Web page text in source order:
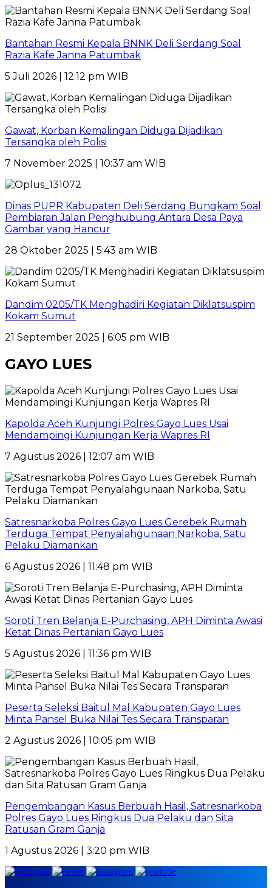
Bantahan Resmi Kepala BNNK Deli Serdang Soal
Razia Kafe Janna Patumbak
5 Juli 2026 | 12:12 pm WIB
Gawat, Korban Kemalingan Diduga Dijadikan
Tersangka oleh Polisi
7 November 2025 | 10:37 am WIB
Dinas PUPR Kabupaten Deli Serdang Bungkam Soal
Pembiaran Jalan Penghubung Antara Desa Paya
Gambar yang Hancur
28 Oktober 2025 | 5:43 am WIB
Dandim 0205/TK Menghadiri Kegiatan Diklatsuspim
Kokam Sumut
21 September 2025 | 6:05 pm WIB
GAYO LUES
Kapolda Aceh Kunjungi Polres Gayo Lues Usai
Mendampingi Kunjungan Kerja Wapres RI
7 Agustus 2026 | 12:07 am WIB
Satresnarkoba Polres Gayo Lues Gerebek Rumah
Terduga Tempat Penyalahgunaan Narkoba, Satu
Pelaku Diamankan
6 Agustus 2026 | 11:48 pm WIB
Soroti Tren Belanja E-Purchasing, APH Diminta Awasi
Ketat Dinas Pertanian Gayo Lues
5 Agustus 2026 | 11:36 pm WIB
Peserta Seleksi Baitul Mal Kabupaten Gayo Lues
Minta Pansel Buka Nilai Tes Secara Transparan
2 Agustus 2026 | 10:05 pm WIB
Pengembangan Kasus Berbuah Hasil, Satresnarkoba
Polres Gayo Lues Ringkus Dua Pelaku dan Sita
Ratusan Gram Ganja
1 Agustus 2026 | 3:20 pm WIB